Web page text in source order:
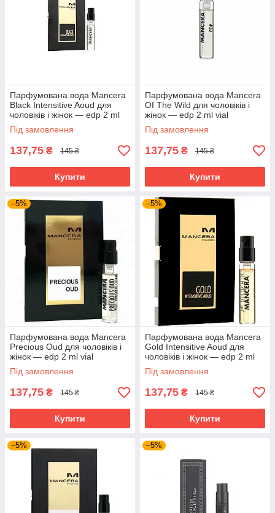
Парфумована вода Mancera
Black Intensitive Aoud для
чоловіків і жінок — edp 2 ml
vial
Під замовлення
137,75 ₴ 145 ₴
Купити
Парфумована вода Mancera
Of The Wild для чоловіків і
жінок — edp 2 ml vial
Під замовлення
137,75 ₴ 145 ₴
Купити
–5%
Парфумована вода Mancera
Precious Oud для чоловіків і
жінок — edp 2 ml vial
Під замовлення
137,75 ₴ 145 ₴
Купити
–5%
Парфумована вода Mancera
Gold Intensitive Aoud для
чоловіків і жінок — edp 2 ml
vial
Під замовлення
137,75 ₴ 145 ₴
Купити
–5% –5%